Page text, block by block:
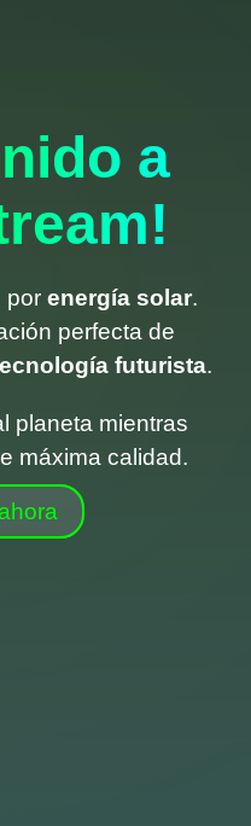
a
por energía solar.
perfecta de
futurista.
planeta mientras
máxima calidad.